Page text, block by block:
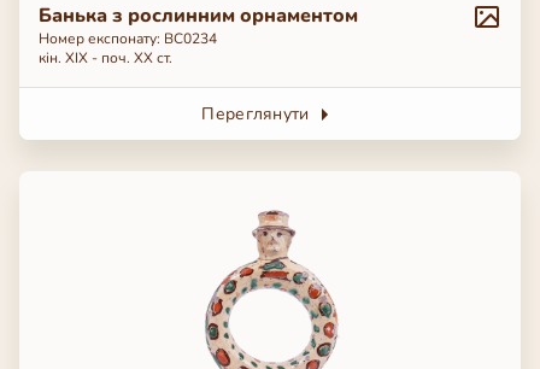
Банька з рослинним орнаментом
Номер експонату: ВС0234
кін. ХІХ - поч. ХХ ст.
Переглянути